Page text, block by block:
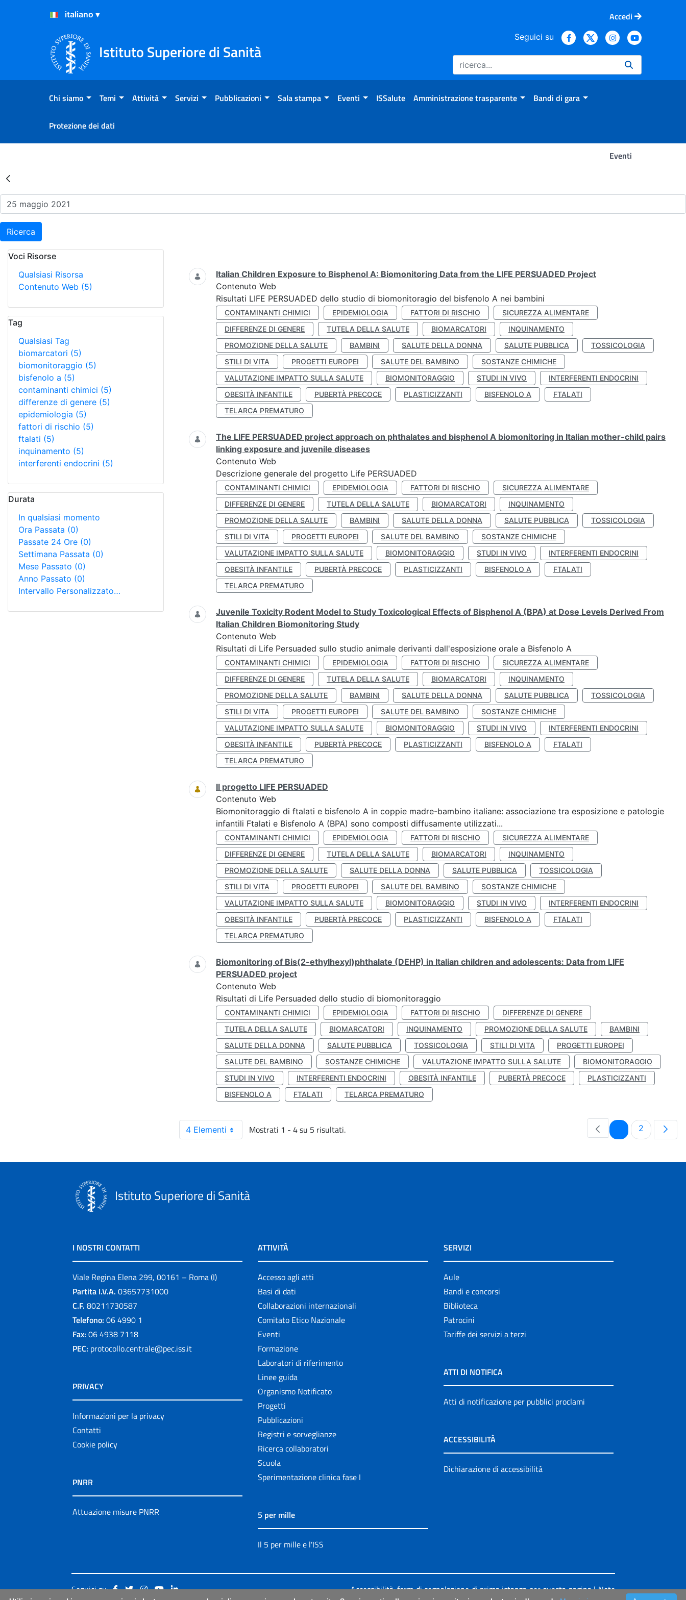
Salta al Contenuto
Salta al Footer
Accedi
Istituto Superiore di Sanità
Seguici su
Chi siamo Temi Attività Servizi Pubblicazioni Sala stampa Eventi ISSalute Amministrazione trasparente Bandi di gara
Protezione dei dati
Eventi
Risultati della Ricerca - Eventi
Ricerca
Voci Risorse
Qualsiasi Risorsa
Contenuto Web (5)
Tag
Qualsiasi Tag
biomarcatori (5)
biomonitoraggio (5)
bisfenolo a (5)
contaminanti chimici (5)
differenze di genere (5)
epidemiologia (5)
fattori di rischio (5)
ftalati (5)
inquinamento (5)
interferenti endocrini (5)
Durata
In qualsiasi momento
Ora Passata (0)
Passate 24 Ore (0)
Settimana Passata (0)
Mese Passato (0)
Anno Passato (0)
Intervallo Personalizzato…
Ricerca
Italian Children Exposure to Bisphenol A: Biomonitoring Data from the LIFE PERSUADED Project
Contenuto Web
Risultati LIFE PERSUADED dello studio di biomonitoragio del bisfenolo A nei bambini
CONTAMINANTI CHIMICI EPIDEMIOLOGIA FATTORI DI RISCHIO
SICUREZZA ALIMENTARE
DIFFERENZE DI GENERE
TUTELA DELLA SALUTE BIOMARCATORI
INQUINAMENTO
PROMOZIONE DELLA SALUTE
BAMBINI SALUTE DELLA DONNA SALUTE PUBBLICA
TOSSICOLOGIA
STILI DI VITA
PROGETTI EUROPEI SALUTE DEL BAMBINO
SOSTANZE CHIMICHE
VALUTAZIONE IMPATTO SULLA SALUTE
BIOMONITORAGGIO STUDI IN VIVO
INTERFERENTI ENDOCRINI
OBESITÀ INFANTILE
PUBERTÀ PRECOCE PLASTICIZZANTI BISFENOLO A
FTALATI
TELARCA PREMATURO
The LIFE PERSUADED project approach on phthalates and bisphenol A biomonitoring in Italian mother-child pairs
linking exposure and juvenile diseases
Contenuto Web
Descrizione generale del progetto Life PERSUADED
CONTAMINANTI CHIMICI EPIDEMIOLOGIA FATTORI DI RISCHIO
SICUREZZA ALIMENTARE
DIFFERENZE DI GENERE
TUTELA DELLA SALUTE BIOMARCATORI
INQUINAMENTO
PROMOZIONE DELLA SALUTE
BAMBINI SALUTE DELLA DONNA SALUTE PUBBLICA
TOSSICOLOGIA
STILI DI VITA
PROGETTI EUROPEI SALUTE DEL BAMBINO
SOSTANZE CHIMICHE
VALUTAZIONE IMPATTO SULLA SALUTE
BIOMONITORAGGIO STUDI IN VIVO
INTERFERENTI ENDOCRINI
OBESITÀ INFANTILE
PUBERTÀ PRECOCE PLASTICIZZANTI BISFENOLO A
FTALATI
TELARCA PREMATURO
Juvenile Toxicity Rodent Model to Study Toxicological Effects of Bisphenol A (BPA) at Dose Levels Derived From
Italian Children Biomonitoring Study
Contenuto Web
Risultati di Life Persuaded sullo studio animale derivanti dall'esposizione orale a Bisfenolo A
CONTAMINANTI CHIMICI EPIDEMIOLOGIA FATTORI DI RISCHIO
SICUREZZA ALIMENTARE
DIFFERENZE DI GENERE
TUTELA DELLA SALUTE BIOMARCATORI
INQUINAMENTO
PROMOZIONE DELLA SALUTE
BAMBINI SALUTE DELLA DONNA SALUTE PUBBLICA
TOSSICOLOGIA
STILI DI VITA
PROGETTI EUROPEI SALUTE DEL BAMBINO
SOSTANZE CHIMICHE
VALUTAZIONE IMPATTO SULLA SALUTE
BIOMONITORAGGIO STUDI IN VIVO
INTERFERENTI ENDOCRINI
OBESITÀ INFANTILE
PUBERTÀ PRECOCE PLASTICIZZANTI BISFENOLO A
FTALATI
TELARCA PREMATURO
Il progetto LIFE PERSUADED
Contenuto Web
Biomonitoraggio di ftalati e bisfenolo A in coppie madre-bambino italiane: associazione tra esposizione e patologie
infantili Ftalati e Bisfenolo A (BPA) sono composti diffusamente utilizzati...
CONTAMINANTI CHIMICI EPIDEMIOLOGIA FATTORI DI RISCHIO
SICUREZZA ALIMENTARE
DIFFERENZE DI GENERE
TUTELA DELLA SALUTE BIOMARCATORI
INQUINAMENTO
PROMOZIONE DELLA SALUTE
SALUTE DELLA DONNA SALUTE PUBBLICA
TOSSICOLOGIA
STILI DI VITA
PROGETTI EUROPEI SALUTE DEL BAMBINO
SOSTANZE CHIMICHE
VALUTAZIONE IMPATTO SULLA SALUTE
BIOMONITORAGGIO STUDI IN VIVO
INTERFERENTI ENDOCRINI
OBESITÀ INFANTILE
PUBERTÀ PRECOCE PLASTICIZZANTI BISFENOLO A
FTALATI
TELARCA PREMATURO
Biomonitoring of Bis(2-ethylhexyl)phthalate (DEHP) in Italian children and adolescents: Data from LIFE
PERSUADED project
Contenuto Web
Risultati di Life Persuaded dello studio di biomonitoraggio
CONTAMINANTI CHIMICI EPIDEMIOLOGIA FATTORI DI RISCHIO
DIFFERENZE DI GENERE
TUTELA DELLA SALUTE
BIOMARCATORI INQUINAMENTO PROMOZIONE DELLA SALUTE
BAMBINI
SALUTE DELLA DONNA
SALUTE PUBBLICA TOSSICOLOGIA STILI DI VITA
PROGETTI EUROPEI
SALUTE DEL BAMBINO
SOSTANZE CHIMICHE VALUTAZIONE IMPATTO SULLA SALUTE
BIOMONITORAGGIO
STUDI IN VIVO
INTERFERENTI ENDOCRINI OBESITÀ INFANTILE PUBERTÀ PRECOCE
PLASTICIZZANTI
BISFENOLO A
FTALATI TELARCA PREMATURO
4 Elementi Mostrati 1 - 4 su 5 risultati. PaginaPagina
2
Istituto Superiore di Sanità
I NOSTRI CONTATTI
Viale Regina Elena 299, 00161 – Roma (I)
Partita I.V.A. 03657731000
C.F. 80211730587
Telefono: 06 4990 1
Fax: 06 4938 7118
PEC: protocollo.centrale@pec.iss.it
PRIVACY
Informazioni per la privacy
Contatti
Cookie policy
PNRR
Attuazione misure PNRR
ATTIVITÀ
Accesso agli atti
Basi di dati
Collaborazioni internazionali
Comitato Etico Nazionale
Eventi
Formazione
Laboratori di riferimento
Linee guida
Organismo Notificato
Progetti
Pubblicazioni
Registri e sorveglianze
Ricerca collaboratori
Scuola
Sperimentazione clinica fase I
5 per mille
Il 5 per mille e l'ISS
SERVIZI
Aule
Bandi e concorsi
Biblioteca
Patrocini
Tariffe dei servizi a terzi
ATTI DI NOTIFICA
Atti di notificazione per pubblici proclami
ACCESSIBILITÀ
Dichiarazione di accessibilità
Seguici su: Accessibilità: form di segnalazione di prima istanza per questa pagina|Note